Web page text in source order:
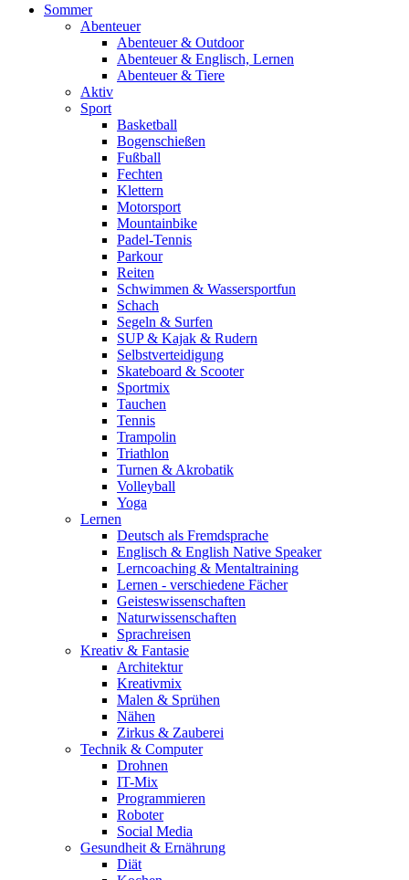
Sommer
Abenteuer
Abenteuer & Outdoor
Abenteuer & Englisch, Lernen
Abenteuer & Tiere
Aktiv
Sport
Basketball
Bogenschießen
Fußball
Fechten
Klettern
Motorsport
Mountainbike
Padel-Tennis
Parkour
Reiten
Schwimmen & Wassersportfun
Schach
Segeln & Surfen
SUP & Kajak & Rudern
Selbstverteidigung
Skateboard & Scooter
Sportmix
Tauchen
Tennis
Trampolin
Triathlon
Turnen & Akrobatik
Volleyball
Yoga
Lernen
Deutsch als Fremdsprache
Englisch & English Native Speaker
Lerncoaching & Mentaltraining
Lernen - verschiedene Fächer
Geisteswissenschaften
Naturwissenschaften
Sprachreisen
Kreativ & Fantasie
Architektur
Kreativmix
Malen & Sprühen
Nähen
Zirkus & Zauberei
Technik & Computer
Drohnen
IT-Mix
Programmieren
Roboter
Social Media
Gesundheit & Ernährung
Diät